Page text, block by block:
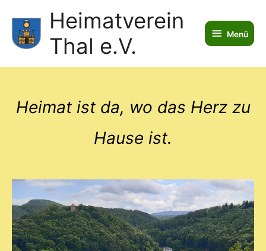
Heimatverein
Thal e.V.
Menü
Menü
Heimat ist da, wo das Herz zu
Hause ist.